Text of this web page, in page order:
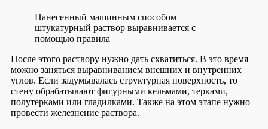
Нанесенный машинным способом
штукатурный раствор выравнивается с
помощью правила
После этого раствору нужно дать схватиться. В это время
можно заняться выравниванием внешних и внутренних
углов. Если задумывалась структурная поверхность, то
стену обрабатывают фигурными кельмами, терками,
полутерками или гладилками. Также на этом этапе нужно
провести железнение раствора.